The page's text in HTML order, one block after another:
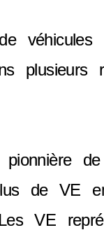
pionnière
de VE
VE